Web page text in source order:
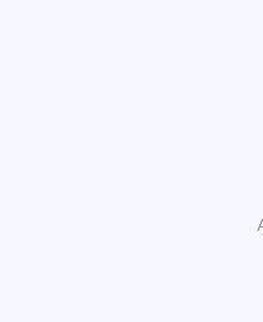
개인 데이터는 보안 및 개인